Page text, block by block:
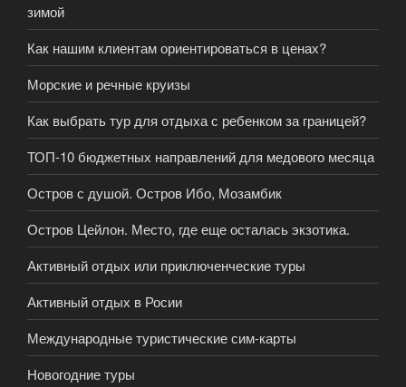
зимой
Как нашим клиентам ориентироваться в ценах?
Морские и речные круизы
Как выбрать тур для отдыха с ребенком за границей?
ТОП-10 бюджетных направлений для медового месяца
Остров с душой. Остров Ибо, Мозамбик
Остров Цейлон. Место, где еще осталась экзотика.
Активный отдых или приключенческие туры
Активный отдых в Росии
Международные туристические сим-карты
Новогодние туры